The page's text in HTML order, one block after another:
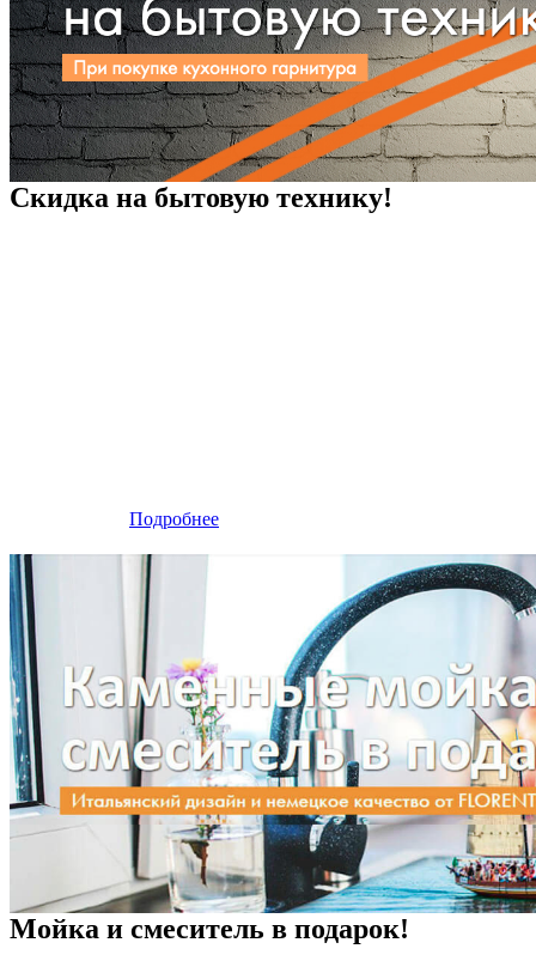
Скидка на бытовую технику!
Подробнее
Мойка и смеситель в подарок!